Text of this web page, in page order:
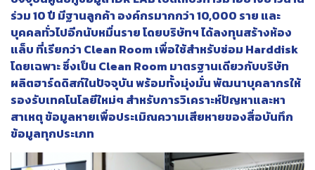
ร่วม 10 ปี มีฐานลูกค้า องค์กรมากกว่า 10,000 ราย และ
บุคคลทั่วไปอีกนับหมื่นราย โดยบริษัทฯ ได้ลงทุนสร้างห้อง
แล็บ ที่เรียกว่า Clean Room เพื่อใช้สำหรับซ่อม Harddisk
โดยเฉพาะ ซึ่งเป็น Clean Room มาตรฐานเดียวกับบริษัท
ผลิตฮาร์ดดิสก์ในปัจจุบัน พร้อมทั้งมุ่งมั่น พัฒนาบุคลากรให้
รองรับเทคโนโลยีใหม่ๆ สำหรับการวิเคราะห์ปัญหาและหา
สาเหตุ ข้อมูลหายเพื่อประเมิณความเสียหายของสื่อบันทึก
ข้อมูลทุกประเภท